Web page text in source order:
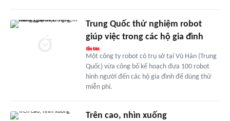
Trung Quốc thử nghiệm robot
giúp việc trong các hộ gia đình
Một công ty robot có trụ sở tại Vũ Hán (Trung
Quốc) vừa công bố kế hoạch đưa 100 robot
hình người đến các hộ gia đình để dùng thử
miễn phí.
Trên cao, nhìn xuống